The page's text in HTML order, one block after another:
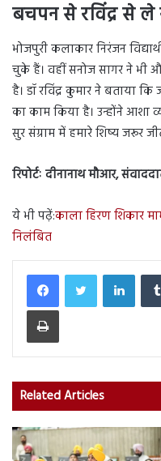
बचपन से रविंद्र से ले
भोजपुरी कलाकार निरंजन
चुके हैं। वहीं सनोज सागर ने भी
है। डॉ रविंद्र कुमार ने बताया
का काम किया है। उन्होंने आशा
सुर संग्राम में हमारे शिष्य जरूर
रिपोर्टः दीनानाथ मौआर,
ये भी पढ़ें:काला हिरण शिकार
निलंबित
Print
Related Articles